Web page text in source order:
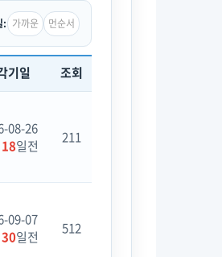
: 가까운 먼순서
기일 조회
08-26
18일전 211
09-07
30일전 512